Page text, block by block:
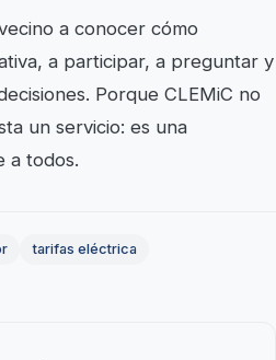
a conocer cómo
a participar, a preguntar y
Porque CLEMiC no
un servicio: es una
a todos.
tarifas eléctrica